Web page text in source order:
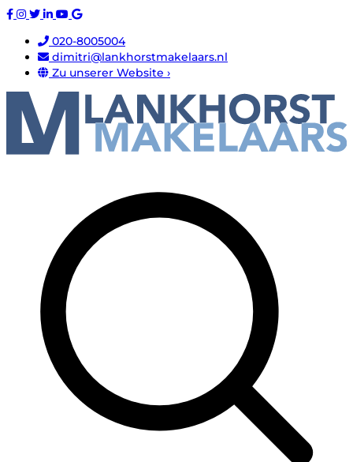
020-8005004
dimitri@lankhorstmakelaars.nl
Zu unserer Website ›